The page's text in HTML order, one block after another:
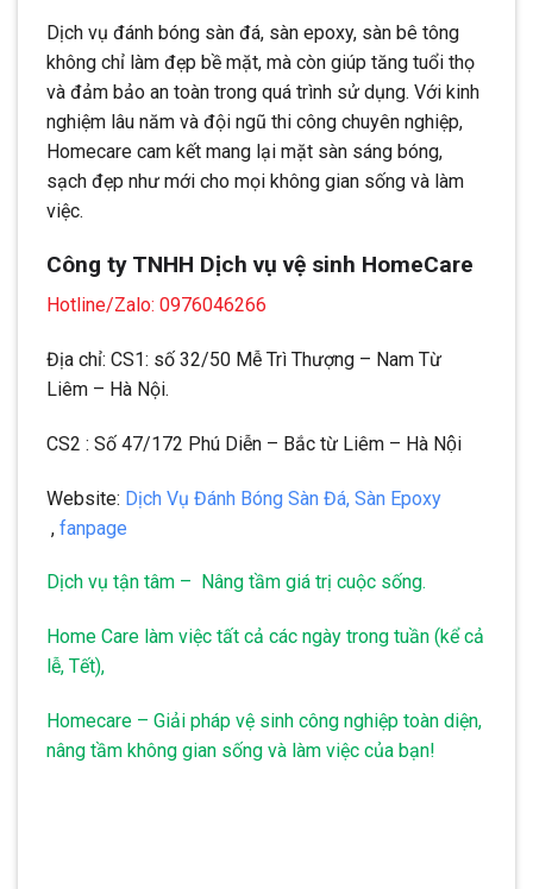
Dịch vụ đánh bóng sàn đá, sàn epoxy, sàn bê tông
không chỉ làm đẹp bề mặt, mà còn giúp tăng tuổi thọ
và đảm bảo an toàn trong quá trình sử dụng. Với kinh
nghiệm lâu năm và đội ngũ thi công chuyên nghiệp,
Homecare cam kết mang lại mặt sàn sáng bóng,
sạch đẹp như mới cho mọi không gian sống và làm
việc.
Công ty TNHH Dịch vụ vệ sinh HomeCare
Hotline/Zalo: 0976046266
Địa chỉ: CS1: số 32/50 Mễ Trì Thượng – Nam Từ
Liêm – Hà Nội.
CS2 : Số 47/172 Phú Diễn – Bắc từ Liêm – Hà Nội
Website: Dịch Vụ Đánh Bóng Sàn Đá, Sàn Epoxy
, fanpage
Dịch vụ tận tâm – Nâng tầm giá trị cuộc sống.
Home Care làm việc tất cả các ngày trong tuần (kể cả
lễ, Tết),
Homecare – Giải pháp vệ sinh công nghiệp toàn diện,
nâng tầm không gian sống và làm việc của bạn!